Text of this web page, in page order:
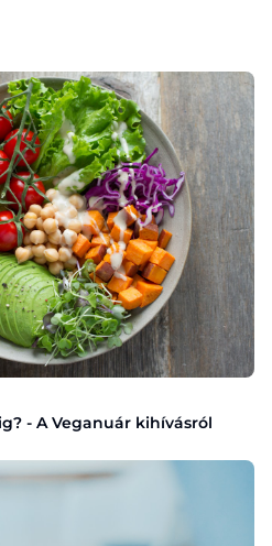
- A Veganuár kihívásról